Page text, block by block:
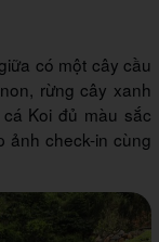
có một cây cầu
rừng cây xanh
Koi đủ màu sắc
ảnh check-in cùng